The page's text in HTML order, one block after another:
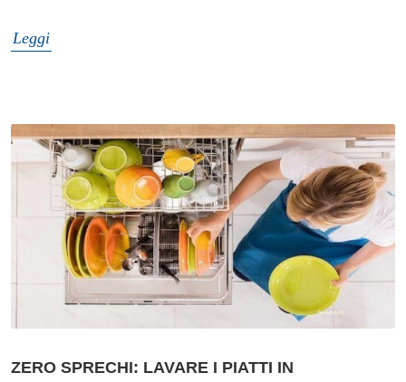
Leggi
ZERO SPRECHI: LAVARE I PIATTI IN